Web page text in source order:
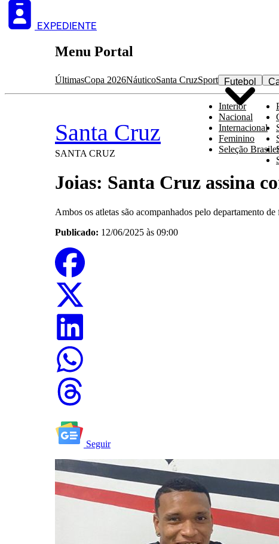
EXPEDIENTE
Menu Portal
ÚltimasCopa 2026NáuticoSanta CruzSport Futebol
Interior
Nacional
Internacional
Feminino
Seleção
Santa Cruz
SANTA CRUZ
Joias: Santa Cruz assina
Ambos os atletas são acompanhados pelo departamento de
Publicado: 12/06/2025 às 09:00
Seguir